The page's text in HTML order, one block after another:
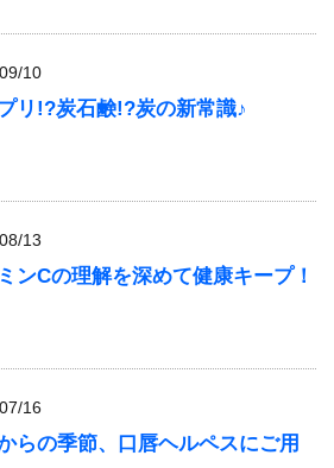
10
リ!?炭石鹸!?炭の新常識♪
13
ンCの理解を深めて健康キープ！
16
らの季節、口唇ヘルペスにご用